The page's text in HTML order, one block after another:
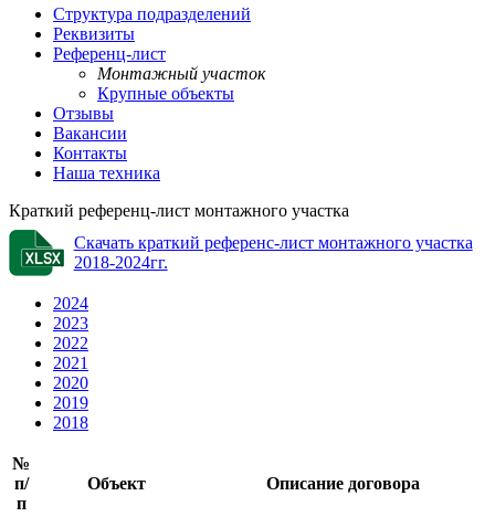
Структура подразделений
Реквизиты
Референц-лист
Монтажный участок
Крупные объекты
Отзывы
Вакансии
Контакты
Наша техника
Краткий референц-лист монтажного участка
Скачать краткий референс-лист монтажного участка
2018-2024гг.
2024
2023
2022
2021
2020
2019
2018
№
п/
п
Объект Описание договора